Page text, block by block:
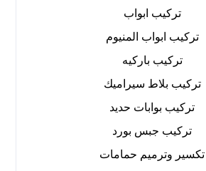
تركيب ابواب
تركيب ابواب المنيوم
تركيب باركيه
تركيب بلاط سيراميك
تركيب بوابات حديد
تركيب جبس بورد
تكسير وترميم حمامات